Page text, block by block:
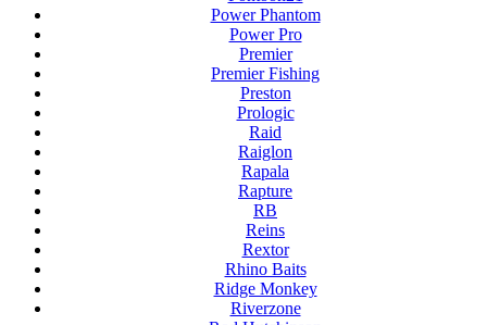
Power Phantom
Power Pro
Premier
Premier Fishing
Preston
Prologic
Raid
Raiglon
Rapala
Rapture
RB
Reins
Rextor
Rhino Baits
Ridge Monkey
Riverzone